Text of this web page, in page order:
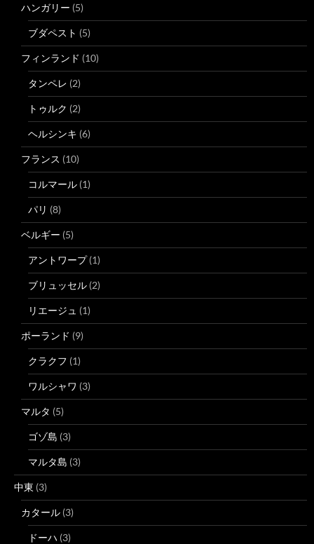
ハンガリー (5)
ブダペスト (5)
フィンランド (10)
タンペレ (2)
トゥルク (2)
ヘルシンキ (6)
フランス (10)
コルマール (1)
パリ (8)
ベルギー (5)
アントワープ(1)
ブリュッセル (2)
リエージュ (1)
ポーランド (9)
クラクフ (1)
ワルシャワ (3)
マルタ (5)
ゴゾ島 (3)
マルタ島 (3)
中東 (3)
カタール (3)
ドーハ (3)